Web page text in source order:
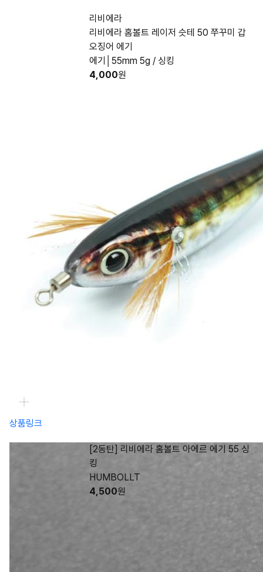
리비에라
리비에라 홈볼트 레이저 슷테 50 쭈꾸미 갑
오징어 에기
에기│55mm 5g / 싱킹
4,000원
상품링크
[2동탄] 리비에라 홈볼트 아에르 에기 55 싱
킹
HUMBOLLT
4,500원